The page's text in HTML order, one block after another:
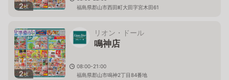
2枚
福島県郡山市西田町大田字宮木田61
2枚
リオン・ドール
鳴神店
08:00-21:00
福島県郡山市鳴神2丁目84番地